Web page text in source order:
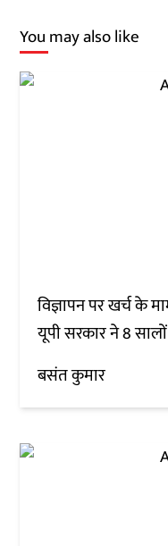
You may also like
विज्ञापन पर खर्च के
यूपी सरकार ने 8
बसंत कुमार